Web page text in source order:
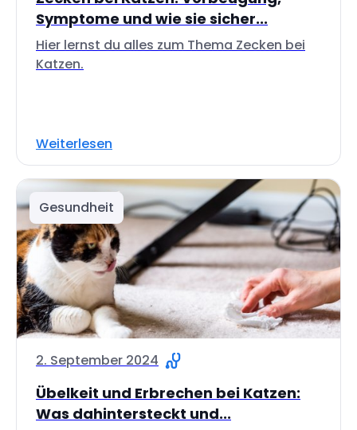
Symptome und wie sie sicher...
Hier lernst du alles zum Thema Zecken bei
Katzen.
Weiterlesen
Gesundheit
2. September 2024
Übelkeit und Erbrechen bei Katzen:
Was dahintersteckt und...